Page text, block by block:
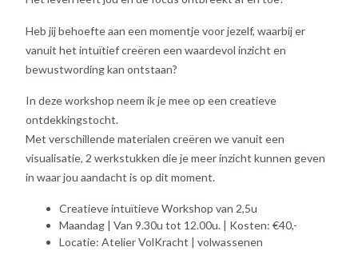
Heb jij behoefte aan een momentje voor jezelf, waarbij er
vanuit het intuïtief creëren een waardevol inzicht en
bewustwording kan ontstaan?
In deze workshop neem ik je mee op een creatieve
ontdekkingstocht.
Met verschillende materialen creëren we vanuit een
visualisatie, 2 werkstukken die je meer inzicht kunnen geven
in waar jou aandacht is op dit moment.
Creatieve intuïtieve Workshop van 2,5u
Maandag | Van 9.30u tot 12.00u. | Kosten: €40,-
Locatie: Atelier VolKracht | volwassenen